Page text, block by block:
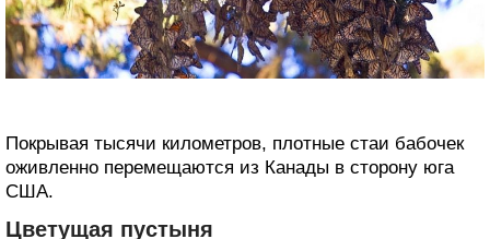
Покрывая ‎тысячи километров, плотные стаи бабочек
оживленно перемещаются из Канады в сторону юга
США.
Цветущая пустыня